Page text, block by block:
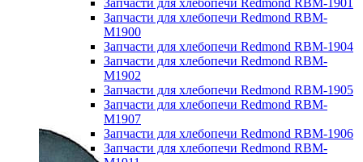
Запчасти для хлебопечи Redmond RBM-1901
Запчасти для хлебопечи Redmond RBM-
M1900
Запчасти для хлебопечи Redmond RBM-1904
Запчасти для хлебопечи Redmond RBM-
M1902
Запчасти для хлебопечи Redmond RBM-1905
Запчасти для хлебопечи Redmond RBM-
M1907
Запчасти для хлебопечи Redmond RBM-1906
Запчасти для хлебопечи Redmond RBM-